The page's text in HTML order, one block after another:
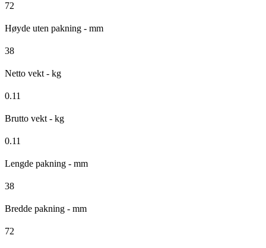
72
Høyde uten pakning - mm
38
Netto vekt - kg
0.11
Brutto vekt - kg
0.11
Lengde pakning - mm
38
Bredde pakning - mm
72